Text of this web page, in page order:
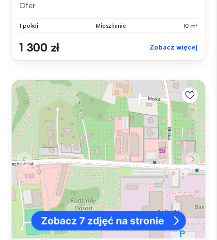
Ofer...
1 pokój Mieszkanie 10 m²
1 300 zł Zobacz więcej